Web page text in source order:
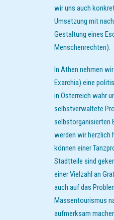
wir uns auch
Umsetzung mit
Gestaltung eines
Menschenrechten).
In Athen nehmen
Exarchia) eine
in Österreich wahr
selbstverwaltete
selbstorganisierten
werden wir herzlich
können einer
Stadtteile sind
einer Vielzahl an
auch auf das
Massentourismus
aufmerksam